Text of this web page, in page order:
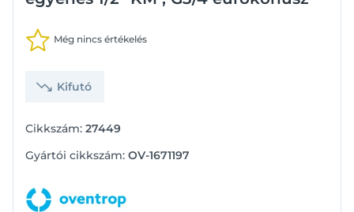
Még nincs értékelés
Kifutó
Cikkszám: 27449
Gyártói cikkszám: OV-1671197